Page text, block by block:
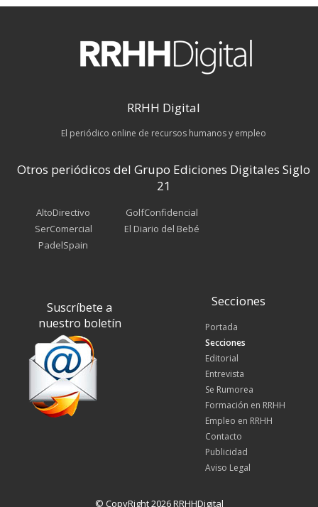
RRHH Digital
El periódico online de recursos humanos y empleo
Otros periódicos del Grupo Ediciones Digitales Siglo
21
AltoDirectivo
SerComercial
PadelSpain
GolfConfidencial
El Diario del Bebé
Suscríbete a
nuestro boletín
Secciones
Portada
Secciones
Editorial
Entrevista
Se Rumorea
Formación en RRHH
Empleo en RRHH
Contacto
Publicidad
Aviso Legal
© CopyRight 2026 RRHHDigital